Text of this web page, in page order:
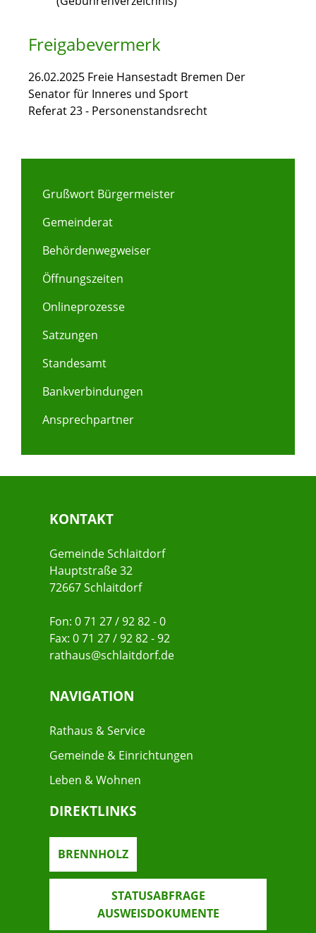
Freigabevermerk
26.02.2025 Freie Hansestadt Bremen Der
Senator für Inneres und Sport
Referat 23 - Personenstandsrecht
Grußwort Bürgermeister
Gemeinderat
Behördenwegweiser
Öffnungszeiten
Onlineprozesse
Satzungen
Standesamt
Bankverbindungen
Ansprechpartner
KONTAKT
Gemeinde Schlaitdorf
Hauptstraße 32
72667 Schlaitdorf
Fon: 0 71 27 / 92 82 - 0
Fax: 0 71 27 / 92 82 - 92
rathaus@schlaitdorf.de
NAVIGATION
Rathaus & Service
Gemeinde & Einrichtungen
Leben & Wohnen
DIREKTLINKS
BRENNHOLZ
STATUSABFRAGE
AUSWEISDOKUMENTE